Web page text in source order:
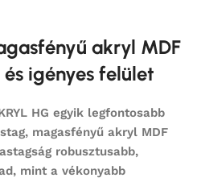
akryl MDF
igényes felület
HG egyik legfontosabb
magasfényű akryl MDF
robusztusabb,
mint a vékonyabb